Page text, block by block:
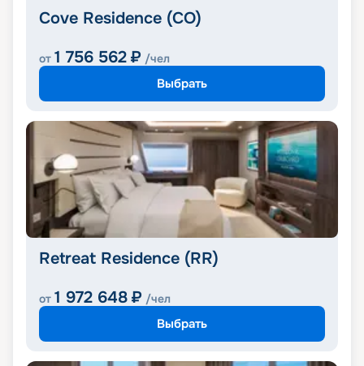
Cove Residence (CO)
от 1 756 562 ₽ /чел
Выбрать
Retreat Residence (RR)
от 1 972 648 ₽ /чел
Выбрать